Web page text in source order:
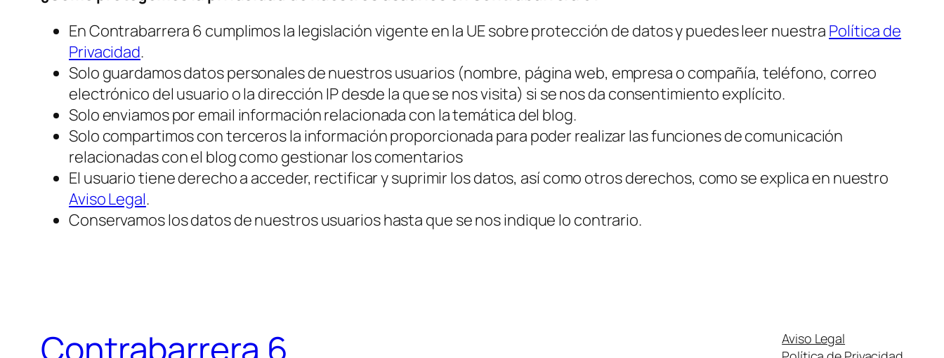
En Contrabarrera 6 cumplimos la legislación vigente en la UE sobre protección de datos y puedes leer nuestra Política de
Privacidad.
Solo guardamos datos personales de nuestros usuarios (nombre, página web, empresa o compañía, teléfono, correo
electrónico del usuario o la dirección IP desde la que se nos visita) si se nos da consentimiento explícito.
Solo enviamos por email información relacionada con la temática del blog.
Solo compartimos con terceros la información proporcionada para poder realizar las funciones de comunicación
relacionadas con el blog como gestionar los comentarios
El usuario tiene derecho a acceder, rectificar y suprimir los datos, así como otros derechos, como se explica en nuestro
Aviso Legal.
Conservamos los datos de nuestros usuarios hasta que se nos indique lo contrario.
Contrabarrera 6
Aviso Legal